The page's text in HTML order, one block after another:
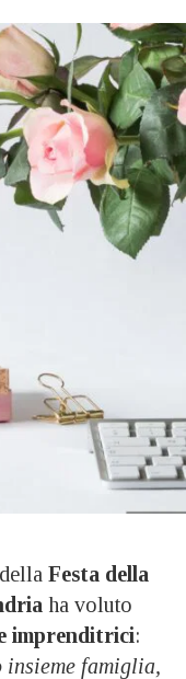
Festa della
ha voluto
imprenditrici:
insieme famiglia,